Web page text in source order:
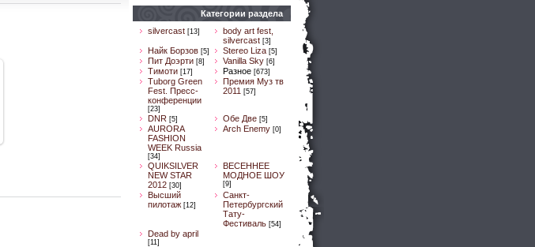
Категории раздела
silvercast [13]
body art fest,
silvercast [3]
Найк Борзов [5] Stereo Liza [5]
Пит Доэрти [8] Vanilla Sky [6]
Тимоти [17] Разное [673]
Tuborg Green
Fest. Пресс-
конференции
[23]
Премия Муз тв
2011 [57]
DNR [5] Обе Две [5]
AURORA
FASHION
WEEK Russia
[34]
Arch Enemy [0]
QUIKSILVER
NEW STAR
2012 [30]
ВЕСЕННЕЕ
МОДНОЕ ШОУ
[9]
Высший
пилотаж [12]
Санкт-
Петербургский
Тату-
Фестиваль [54]
Dead by april
[11]